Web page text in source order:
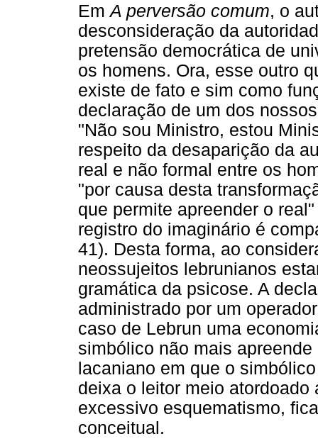
EmA perversão comum, o
desconsideração da
pretensão democrática de
os homens. Ora, esse outro
existe de fato e sim como
declaração de um dos
"Não sou Ministro, estou
respeito da desaparição da
real e não formal entre os
"por causa desta
que permite apreender o
registro do imaginário é
41). Desta forma, ao
neossujeitos lebrunianos
gramática da psicose. A
administrado por um
caso de Lebrun uma
simbólico não mais
lacaniano em que o
deixa o leitor meio atordoado
excessivo esquematismo,
conceitual.